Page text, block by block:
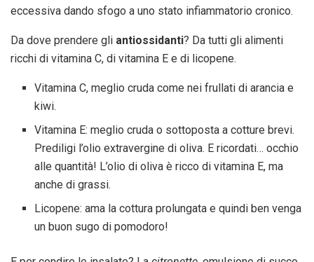
eccessiva dando sfogo a uno stato infiammatorio cronico.
Da dove prendere gli antiossidanti? Da tutti gli alimenti
ricchi di vitamina C, di vitamina E e di licopene.
Vitamina C, meglio cruda come nei frullati di arancia e
kiwi.
Vitamina E: meglio cruda o sottoposta a cotture brevi.
Prediligi l’olio extravergine di oliva. E ricordati… occhio
alle quantità! L’olio di oliva è ricco di vitamina E, ma
anche di grassi.
Licopene: ama la cottura prolungata e quindi ben venga
un buon sugo di pomodoro!